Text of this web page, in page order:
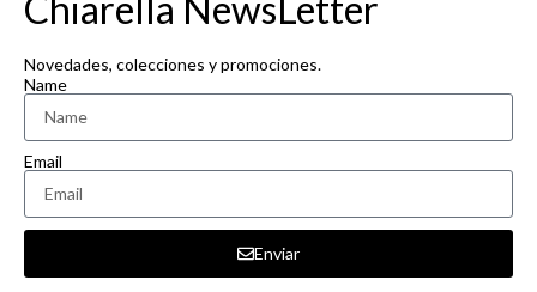
Novedades, colecciones y promociones.
Name
Email
Enviar